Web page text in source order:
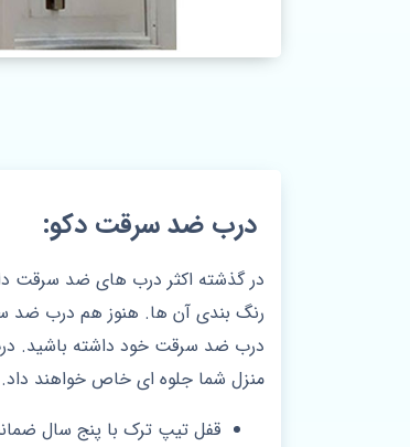
درب ضد سرقت دکو:
در گذشته اکثر درب های ضد سرقت
رنگ بندی آن ها. هنوز هم درب ضد
درب ضد سرقت خود داشته باشید.
منزل شما جلوه ای خاص خواهند داد.
قفل تیپ ترک با پنج سال